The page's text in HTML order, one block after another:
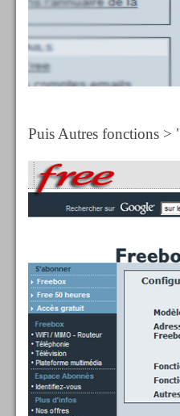
Puis Autres fonctions >